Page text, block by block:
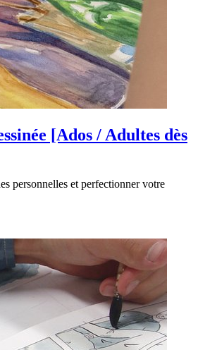
[Ados / Adultes dès
personnelles et perfectionner votre